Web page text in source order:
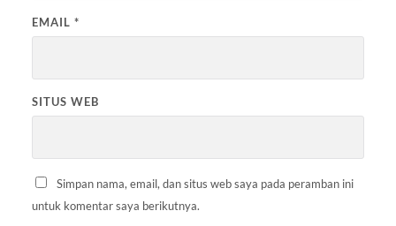
EMAIL *
SITUS WEB
Simpan nama, email, dan situs web saya pada peramban ini
untuk komentar saya berikutnya.